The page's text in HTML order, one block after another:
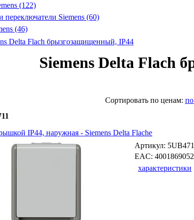
(122)
Siemens (60)
(46)
Delta Flach брызгозащищенный, IP44
Siemens Delta Flach
Cортировать по ценам:
IP44, наружная - Siemens Delta Flache
Артикул:
EAC:
характеристики